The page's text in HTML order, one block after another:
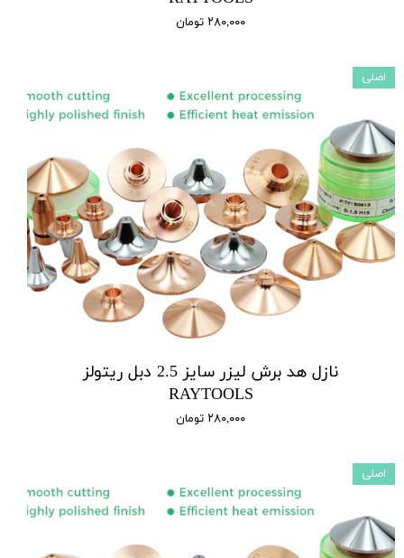
۲۸۰,۰۰۰ تومان
نازل هد برش لیزر سایز 2.5 دبل ریتولز
RAYTOOLS
۲۸۰,۰۰۰ تومان
اصلی
اصلی